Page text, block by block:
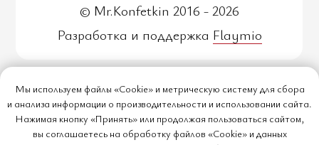
Мы используем файлы «Cookie» и метрическую систему для сбора
и анализа информации о производительности и использовании сайта.
Нажимая кнопку «Принять» или продолжая пользоваться сайтом,
вы соглашаетесь на обработку файлов «Cookie» и данных
© Mr.Konfetkin 2016 - 2026
Разработка и поддержка Flaymio
Политика обработки
персональных данных
Согласие на обработку